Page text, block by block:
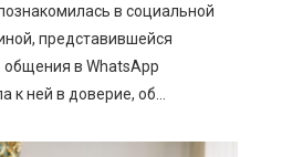
в социальной
представившейся
общения в WhatsApp
ней в доверие, об...